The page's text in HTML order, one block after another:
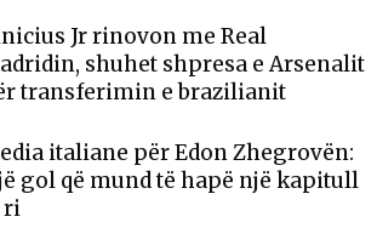
Jr rinovon me Real
shuhet shpresa e Arsenalit
transferimin e brazilianit
italiane për Edon Zhegrovën:
gol që mund të hapë një kapitull
ri